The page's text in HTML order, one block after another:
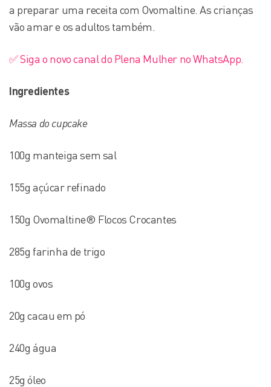
a preparar uma receita com Ovomaltine. As crianças
vão amar e os adultos também.
✅ Siga o novo canal do Plena Mulher no WhatsApp.
Ingredientes
Massa do cupcake
100g manteiga sem sal
155g açúcar refinado
150g Ovomaltine® Flocos Crocantes
285g farinha de trigo
100g ovos
20g cacau em pó
240g água
25g óleo